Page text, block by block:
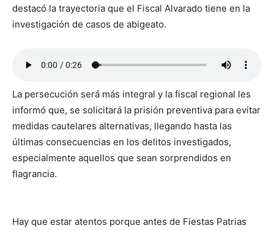
destacó la trayectoria que el Fiscal Alvarado tiene en la
investigación de casos de abigeato.
La persecución será más integral y la fiscal regional les
informó que, se solicitará la prisión preventiva para evitar
medidas cautelares alternativas, llegando hasta las
últimas consecuencias en los delitos investigados,
especialmente aquellos que sean sorprendidos en
flagrancia.
Hay que estar atentos porque antes de Fiestas Patrias